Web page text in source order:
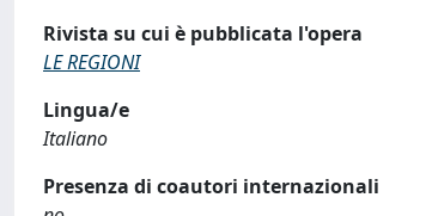
Rivista su cui è pubblicata l'opera
LE REGIONI
Lingua/e
Italiano
Presenza di coautori internazionali